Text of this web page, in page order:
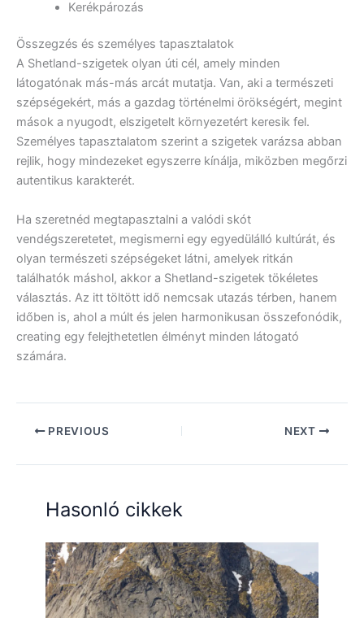
Kerékpározás
Összegzés és személyes tapasztalatok
A Shetland-szigetek olyan úti cél, amely minden
látogatónak más-más arcát mutatja. Van, aki a természeti
szépségekért, más a gazdag történelmi örökségért, megint
mások a nyugodt, elszigetelt környezetért keresik fel.
Személyes tapasztalatom szerint a szigetek varázsa abban
rejlik, hogy mindezeket egyszerre kínálja, miközben megőrzi
autentikus karakterét.
Ha szeretnéd megtapasztalni a valódi skót
vendégszeretetet, megismerni egy egyedülálló kultúrát, és
olyan természeti szépségeket látni, amelyek ritkán
találhatók máshol, akkor a Shetland-szigetek tökéletes
választás. Az itt töltött idő nemcsak utazás térben, hanem
időben is, ahol a múlt és jelen harmonikusan összefonódik,
creating egy felejthetetlen élményt minden látogató
számára.
PREVIOUS NEXT
Hasonló cikkek